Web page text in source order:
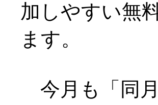
加しやすい無
ます。
今月も「同